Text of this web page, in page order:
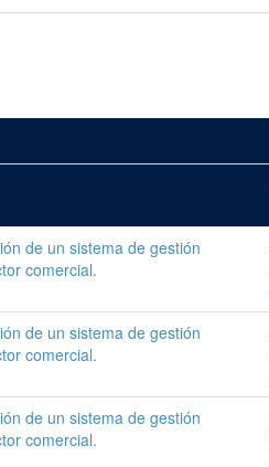
de un sistema de gestión
comercial.
de un sistema de gestión
comercial.
de un sistema de gestión
comercial.